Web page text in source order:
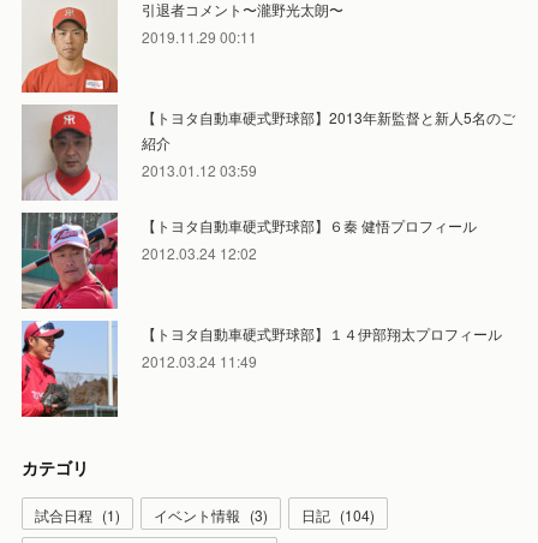
引退者コメント〜瀧野光太朗〜
2019.11.29 00:11
【トヨタ自動車硬式野球部】2013年新監督と新人5名のご
紹介
2013.01.12 03:59
【トヨタ自動車硬式野球部】６秦 健悟プロフィール
2012.03.24 12:02
【トヨタ自動車硬式野球部】１４伊部翔太プロフィール
2012.03.24 11:49
カテゴリ
試合日程 (1) イベント情報 (3) 日記 (104)